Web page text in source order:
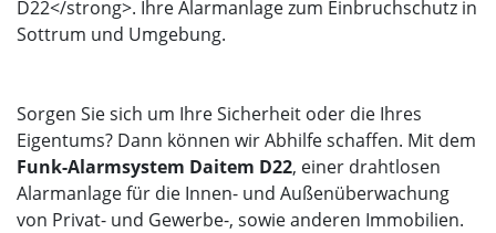
Sorgen Sie sich um Ihre Sicherheit oder die Ihres
Eigentums? Dann können wir Abhilfe schaffen. Mit dem
Funk-Alarmsystem Daitem D22, einer drahtlosen
Alarmanlage für die Innen- und Außenüberwachung
von Privat- und Gewerbe-, sowie anderen Immobilien.